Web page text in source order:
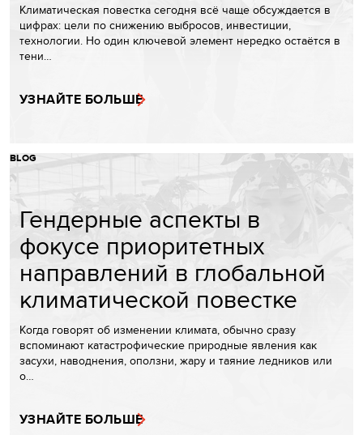
Климатическая повестка сегодня всё чаще обсуждается в
цифрах: цели по снижению выбросов, инвестиции,
технологии. Но один ключевой элемент нередко остаётся в
тени…
УЗНАЙТЕ БОЛЬШЕ
BLOG
Гендерные аспекты в
фокусе приоритетных
направлений в глобальной
климатической повестке
Когда говорят об изменении климата, обычно сразу
вспоминают катастрофические природные явления как
засухи, наводнения, оползни, жару и таяние ледников или
о…
УЗНАЙТЕ БОЛЬШЕ